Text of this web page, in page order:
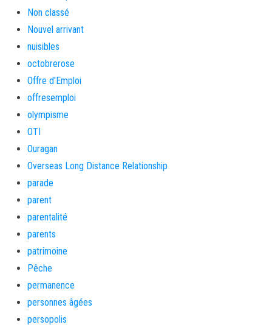
Non classé
Nouvel arrivant
nuisibles
octobrerose
Offre d'Emploi
offresemploi
olympisme
OTI
Ouragan
Overseas Long Distance Relationship
parade
parent
parentalité
parents
patrimoine
Pêche
permanence
personnes âgées
persopolis